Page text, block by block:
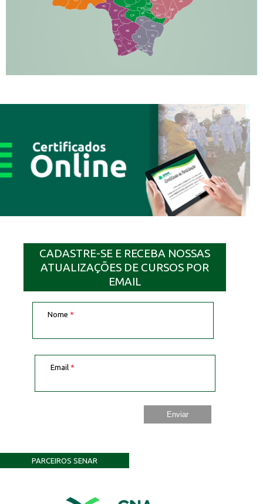
AR
TA
NH
JT
DO
CP
JU
NV
IQ
EL
PP
AJ
LC
AM
AB
JP
CS
PR
TA
SQ
IG
MN
BP
IV
FS
VC
GD
DE
CADASTRE-SE E RECEBA NOSSAS
ATUALIZAÇÕES DE CURSOS POR
EMAIL
Nome *
Email *
PARCEIROS SENAR